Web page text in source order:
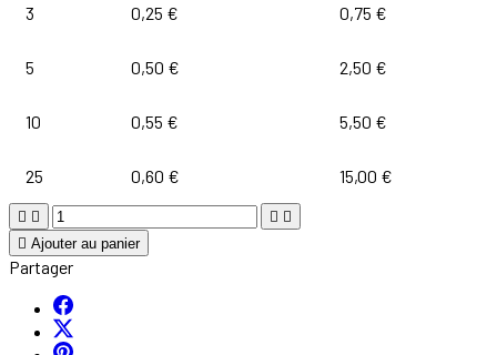
3 0,25 € 0,75 €
5 0,50 € 2,50 €
10 0,55 € 5,50 €
25 0,60 € 15,00 €
   
 Ajouter au panier
Partager